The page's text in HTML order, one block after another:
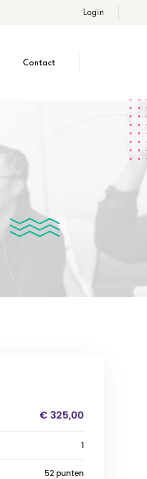
Login
Contact
€ 325,00
1
52 punten